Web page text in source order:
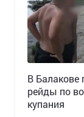
В Балакове
рейды по
купания